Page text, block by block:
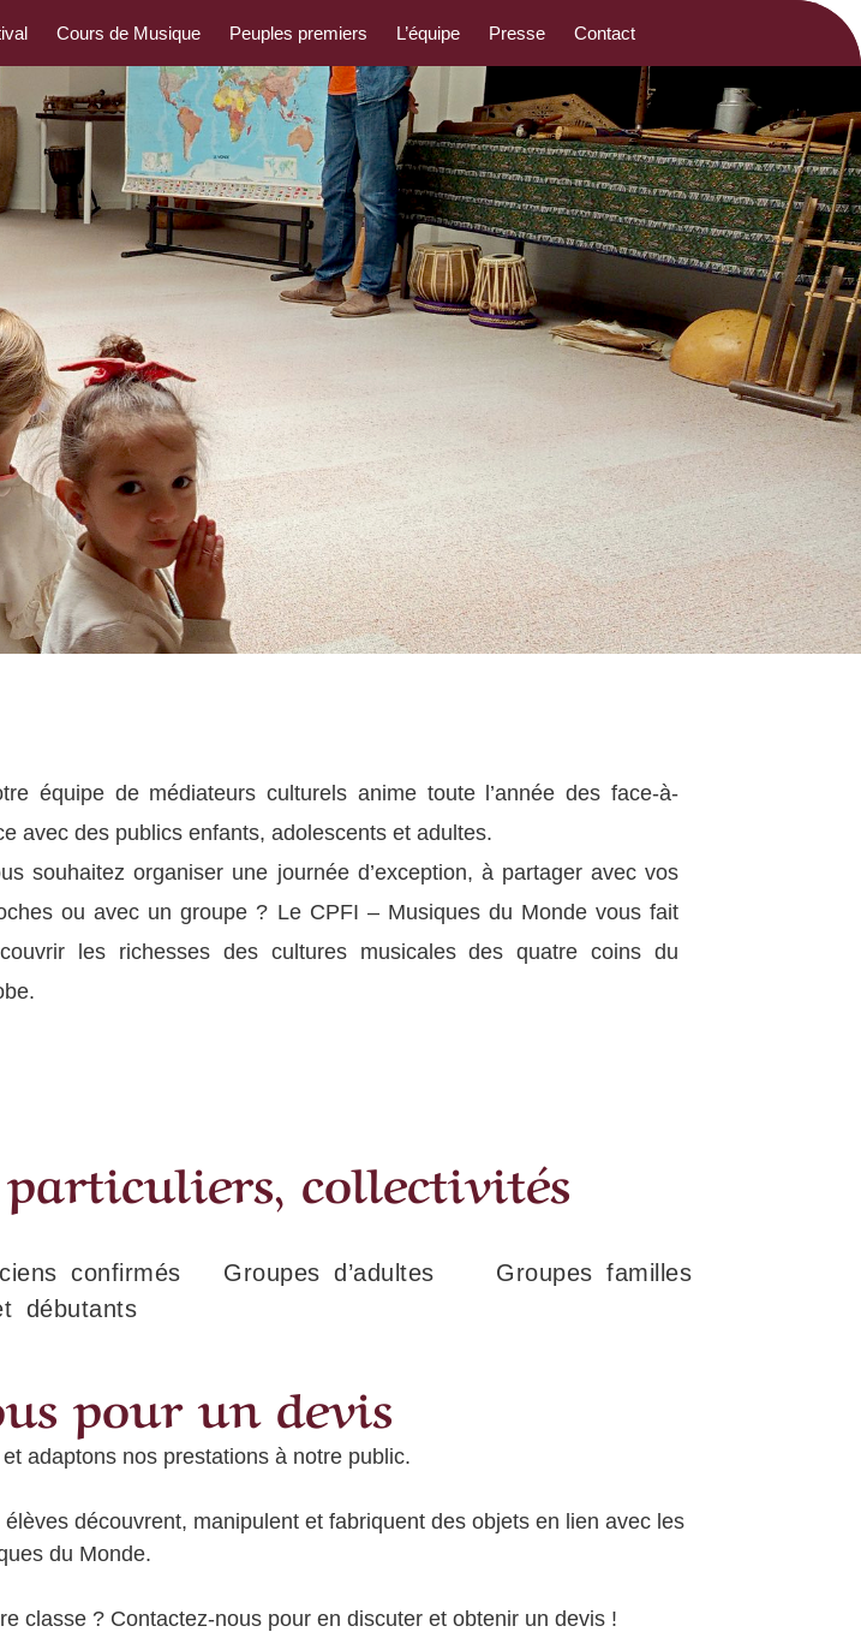
Cours de Musique Peuples premiers L’équipe Presse Contact
équipe de médiateurs culturels anime toute l’année des face-à-
avec des publicsenfants, adolescents et adultes.
souhaitez organiser une journée d’exception, à partager avec vos
ou avec un groupe ? Le CPFI – Musiques du Monde vous fait
les richesses des cultures musicalesdes quatre coins du
particuliers, collectivités
confirmés
débutants
Groupes d’adultes Groupes familles
pour un devis
adaptons nos prestations à notre public.
découvrent, manipulent et fabriquent des objets en lien avec les
du Monde.
classe ? Contactez-nous pour en discuter et obtenir un devis !